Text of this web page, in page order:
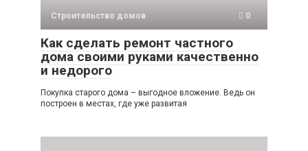
Строительство домов 0
Как сделать ремонт частного
дома своими руками качественно
и недорого
Покупка старого дома – выгодное вложение. Ведь он
построен в местах, где уже развитая